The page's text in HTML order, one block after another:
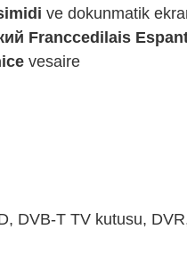
ve dokunmatik
Franccedilais
vesaire
DVB-T TV kutusu,